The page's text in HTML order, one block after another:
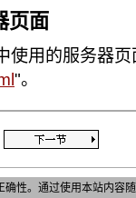
页面
使用的服务器
"。
性。通过使用本站内容